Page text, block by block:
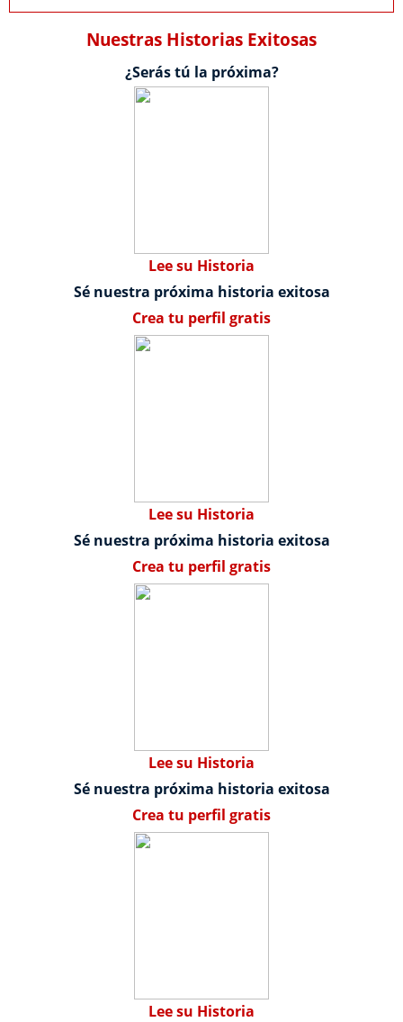
Nuestras Historias Exitosas
¿Serás tú la próxima?
Lee su Historia
Sé nuestra próxima historia exitosa
Crea tu perfil gratis
Lee su Historia
Sé nuestra próxima historia exitosa
Crea tu perfil gratis
Lee su Historia
Sé nuestra próxima historia exitosa
Crea tu perfil gratis
Lee su Historia